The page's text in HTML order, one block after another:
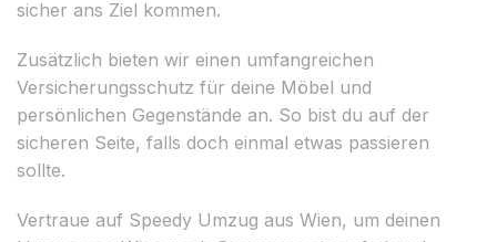
sicher ans Ziel kommen.
Zusätzlich bieten wir einen umfangreichen
Versicherungsschutz für deine Möbel und
persönlichen Gegenstände an. So bist du auf der
sicheren Seite, falls doch einmal etwas passieren
sollte.
Vertraue auf Speedy Umzug aus Wien, um deinen